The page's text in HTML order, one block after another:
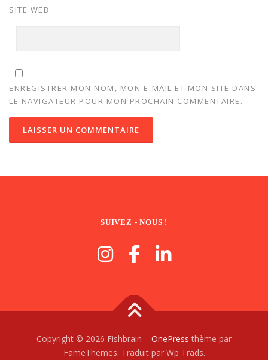
SITE WEB
ENREGISTRER MON NOM, MON E-MAIL ET MON SITE DANS
LE NAVIGATEUR POUR MON PROCHAIN COMMENTAIRE.
SUIVEZ - NOUS !
Copyright © 2026 Fishbrain – OnePress thème par
FameThemes. Traduit par Wp Trads.